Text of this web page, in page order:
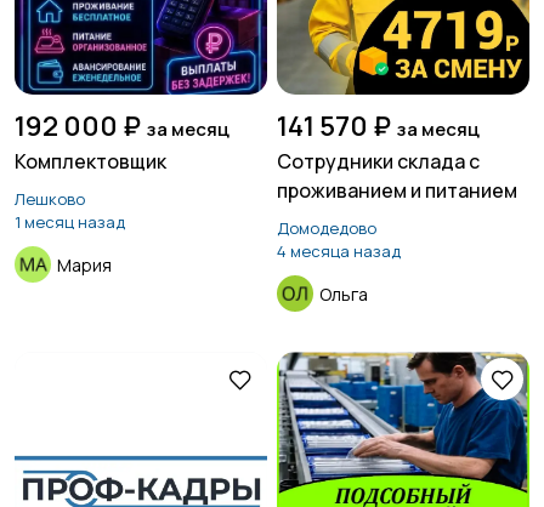
192 000 ₽ за месяц
Комплектовщик
Лешково
1 месяц назад
Мария
141 570 ₽ за месяц
Сотрудники склада с
проживанием и питанием
Домодедово
4 месяца назад
Ольга